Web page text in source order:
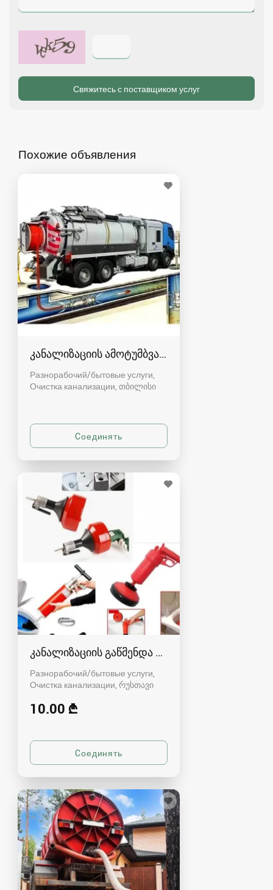
Похожие объявления
კანალიზაციის ამოტუმბვა, გაწმენდა
Разнорабочий/бытовые услуги,
Очистка канализации თბილისი
კანალიზაციის გაწმენდა რუსთავში - 591004680
Разнорабочий/бытовые услуги,
Очистка канализации რუსთავი
10.00 ₾